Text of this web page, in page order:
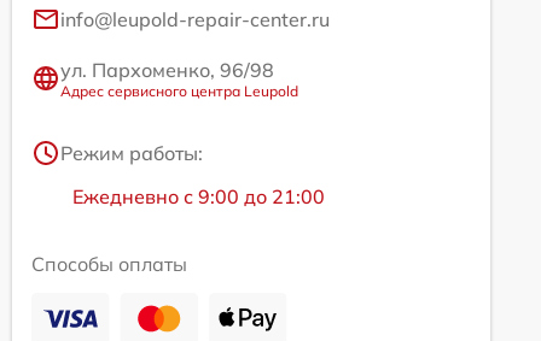
info@leupold-repair-center.ru
ул. Пархоменко, 96/98
Адрес сервисного центра Leupold
Режим работы:
Ежедневно с 9:00 до 21:00
Способы оплаты